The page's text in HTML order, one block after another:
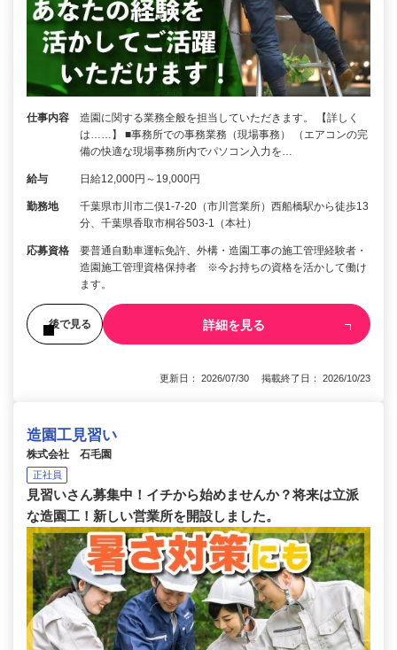
仕事内容
造園に関する業務全般を担当していただきます。 【詳しく
は……】 ■事務所での事務業務（現場事務） （エアコンの完
備の快適な現場事務所内でパソコン入力を…
給与 日給12,000円～19,000円
勤務地
千葉県市川市二俣1-7-20（市川営業所）西船橋駅から徒歩13
分、千葉県香取市桐谷503-1（本社）
応募資格
要普通自動車運転免許、外構・造園工事の施工管理経験者・
造園施工管理資格保持者 ※今お持ちの資格を活かして働け
ます。
後で見る 詳細を見る
更新日： 2026/07/30 掲載終了日： 2026/10/23
造園工見習い
株式会社 石毛園
正社員
見習いさん募集中！イチから始めませんか？将来は立派
な造園工！新しい営業所を開設しました。